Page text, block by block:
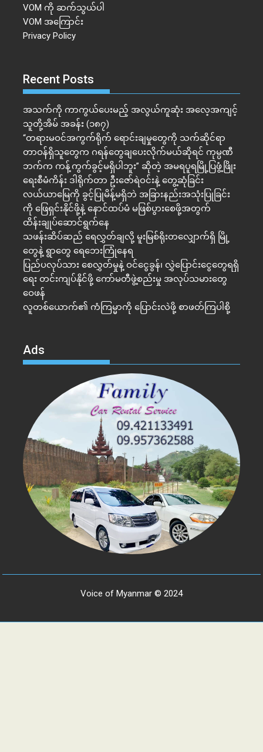
VOM ကို ဆက်သွယ်ပါ
VOM အကြောင်း
Privacy Policy
Recent Posts
အသက်ကို ကာကွယ်ပေးမည့် အလွယ်ကူဆုံး အလေ့အကျင့်
သူတို့အိမ် အခန်း (၁၈၇)
“တရားမဝင်အကွက်ရိုက် ရောင်းချမှုတွေကို သက်ဆိုင်ရာ
တာဝန်ရှိသူတွေက ဂရန်တွေချပေးလိုက်မယ်ဆိုရင် ကုမ္ပဏီ
ဘက်က ကန့်ကွက်ခွင့်မရှိပါဘူး” ဆိုတဲ့ အမရပူရမြို့ပြဖွံ့ဖြိုး
ရေးစီမံကိန်း ဒါရိုက်တာ ဦးဇော်ရဲဝင်းနဲ့ တွေ့ဆုံခြင်း
လယ်ယာမြေကို ခွင့်ပြုမိန့်မရှိဘဲ အခြားနည်းအသုံးပြုခြင်း
ကို ဖြေရှင်းနိုင်ဖို့နဲ့ နောင်ထပ်မံ မဖြစ်ပွားစေဖို့အတွက်
ထိန်းချုပ်ဆောင်ရွက်နေ
သဖန်းဆိပ်ဆည် ရေလွှတ်ချလို့ မူးမြစ်ရိုးတလျှောက်ရှိ မြို့
တွေနဲ့ ရွာတွေ ရေဘေးကြုံနေရ
ပြည်ပလုပ်သား စေလွှတ်မှုနဲ့ ဝင်ငွေခွန်၊ လွှဲပြောင်းငွေတွေရရှိ
ရေး တင်းကျပ်နိုင်ဖို့ ကော်မတီဖွဲ့စည်းမှု အလုပ်သမားတွေ
ဝေဖန်
လူတစ်ယောက်၏ ကံကြမ္မာကို ပြောင်းလဲဖို့ စာဖတ်ကြပါစို့
Ads
Voice of Myanmar © 2024